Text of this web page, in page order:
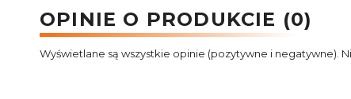
OPINIE O PRODUKCIE (0)
Wyświetlane są wszystkie opinie (pozytywne i negatywne).